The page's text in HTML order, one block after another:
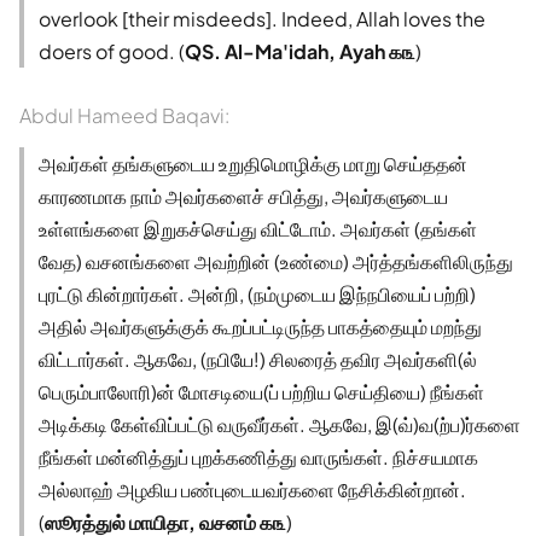
overlook [their misdeeds]. Indeed, Allah loves the
doers of good. (QS. Al-Ma'idah, Ayah ௧௩)
Abdul Hameed Baqavi:
அவர்கள் தங்களுடைய உறுதிமொழிக்கு மாறு செய்ததன்
காரணமாக நாம் அவர்களைச் சபித்து, அவர்களுடைய
உள்ளங்களை இறுகச்செய்து விட்டோம். அவர்கள் (தங்கள்
வேத) வசனங்களை அவற்றின் (உண்மை) அர்த்தங்களிலிருந்து
புரட்டு கின்றார்கள். அன்றி, (நம்முடைய இந்நபியைப் பற்றி)
அதில் அவர்களுக்குக் கூறப்பட்டிருந்த பாகத்தையும் மறந்து
விட்டார்கள். ஆகவே, (நபியே!) சிலரைத் தவிர அவர்களி(ல்
பெரும்பாலோரி)ன் மோசடியை(ப் பற்றிய செய்தியை) நீங்கள்
அடிக்கடி கேள்விப்பட்டு வருவீர்கள். ஆகவே, இ(வ்)வ(ற்ப)ர்களை
நீங்கள் மன்னித்துப் புறக்கணித்து வாருங்கள். நிச்சயமாக
அல்லாஹ் அழகிய பண்புடையவர்களை நேசிக்கின்றான்.
(ஸூரத்துல் மாயிதா, வசனம் ௧௩)